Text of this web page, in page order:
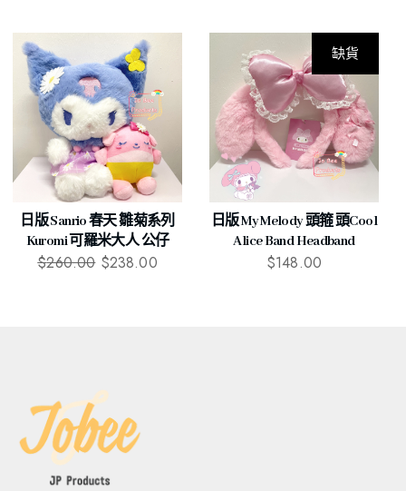
日版 Sanrio 春天 雛菊系列
Kuromi 可羅米大人 公仔
$260.00 $238.00
缺貨
日版 My Melody 頭箍 頭cool
Alice Band Headband
$148.00